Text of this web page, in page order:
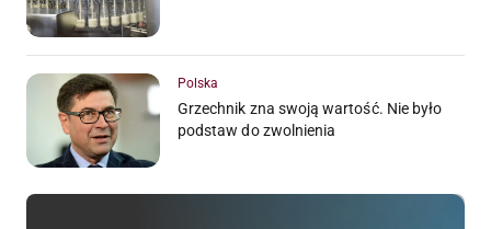
Polska
Grzechnik zna swoją wartość. Nie było
podstaw do zwolnienia